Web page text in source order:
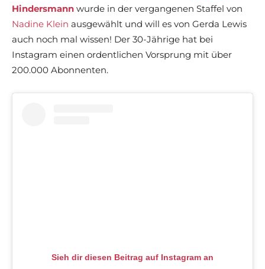
Hindersmann wurde in der vergangenen Staffel von
Nadine Klein ausgewählt und will es von Gerda Lewis
auch noch mal wissen! Der 30-Jährige hat bei
Instagram einen ordentlichen Vorsprung mit über
200.000 Abonnenten.
Sieh dir diesen Beitrag auf Instagram an